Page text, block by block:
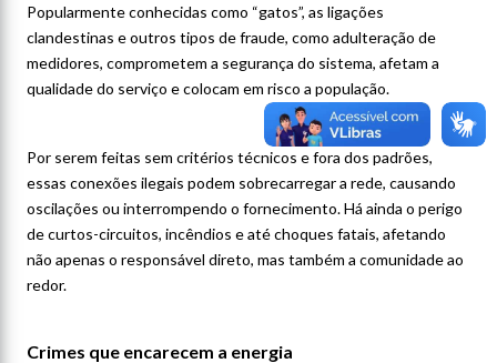
Popularmente conhecidas como “gatos”, as ligações
clandestinas e outros tipos de fraude, como adulteração de
medidores, comprometem a segurança do sistema, afetam a
qualidade do serviço e colocam em risco a população.
Por serem feitas sem critérios técnicos e fora dos padrões,
essas conexões ilegais podem sobrecarregar a rede, causando
oscilações ou interrompendo o fornecimento. Há ainda o perigo
de curtos-circuitos, incêndios e até choques fatais, afetando
não apenas o responsável direto, mas também a comunidade ao
redor.
Crimes que encarecem a energia